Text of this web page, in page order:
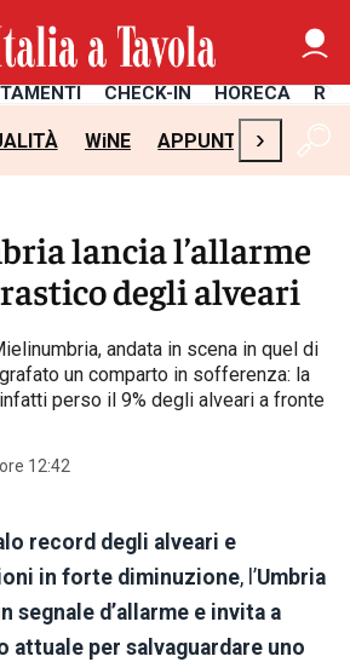
CHECK-IN HORECA
WiNE APPUNTAMENTI
›
lancia l’allarme
degli alveari
andata in scena in quel di
un comparto in sofferenza: la
perso il 9% degli alveari a fronte
12:42
record degli alveari e
in forte diminuzione, l’Umbria
segnale d’allarme e invita a
attuale per salvaguardare uno